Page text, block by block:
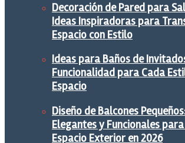
Decoración de Pared para
Ideas Inspiradoras para
Espacio con Estilo
Ideas para Baños de
Funcionalidad para Cada
Espacio
Diseño de Balcones
Elegantes y Funcionales
Espacio Exterior en 2026